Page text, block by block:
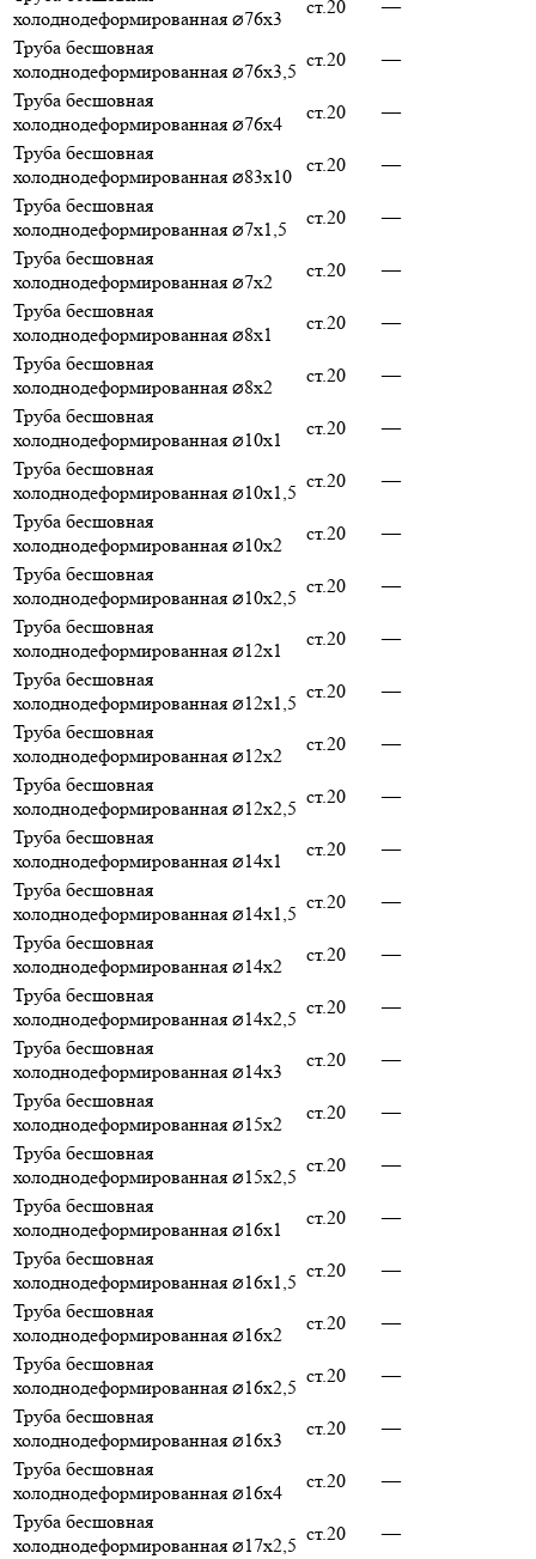
холоднодеформированная ⌀76х3
ст.20
—
Труба бесшовная
холоднодеформированная ⌀76х3,5
ст.20
—
Труба бесшовная
холоднодеформированная ⌀76х4
ст.20
—
Труба бесшовная
холоднодеформированная ⌀83х10
ст.20
—
Труба бесшовная
холоднодеформированная ⌀7х1,5
ст.20
—
Труба бесшовная
холоднодеформированная ⌀7х2
ст.20
—
Труба бесшовная
холоднодеформированная ⌀8х1
ст.20
—
Труба бесшовная
холоднодеформированная ⌀8х2
ст.20
—
Труба бесшовная
холоднодеформированная ⌀10х1
ст.20
—
Труба бесшовная
холоднодеформированная ⌀10х1,5
ст.20
—
Труба бесшовная
холоднодеформированная ⌀10х2
ст.20
—
Труба бесшовная
холоднодеформированная ⌀10х2,5
ст.20
—
Труба бесшовная
холоднодеформированная ⌀12х1
ст.20
—
Труба бесшовная
холоднодеформированная ⌀12х1,5
ст.20
—
Труба бесшовная
холоднодеформированная ⌀12х2
ст.20
—
Труба бесшовная
холоднодеформированная ⌀12х2,5
ст.20
—
Труба бесшовная
холоднодеформированная ⌀14х1
ст.20
—
Труба бесшовная
холоднодеформированная ⌀14х1,5
ст.20
—
Труба бесшовная
холоднодеформированная ⌀14х2
ст.20
—
Труба бесшовная
холоднодеформированная ⌀14х2,5
ст.20
—
Труба бесшовная
холоднодеформированная ⌀14х3
ст.20
—
Труба бесшовная
холоднодеформированная ⌀15х2
ст.20
—
Труба бесшовная
холоднодеформированная ⌀15х2,5
ст.20
—
Труба бесшовная
холоднодеформированная ⌀16х1
ст.20
—
Труба бесшовная
холоднодеформированная ⌀16х1,5
ст.20
—
Труба бесшовная
холоднодеформированная ⌀16х2
ст.20
—
Труба бесшовная
холоднодеформированная ⌀16х2,5
ст.20
—
Труба бесшовная
холоднодеформированная ⌀16х3
ст.20
—
Труба бесшовная
холоднодеформированная ⌀16х4
ст.20
—
Труба бесшовная
холоднодеформированная ⌀17х2,5
ст.20
—